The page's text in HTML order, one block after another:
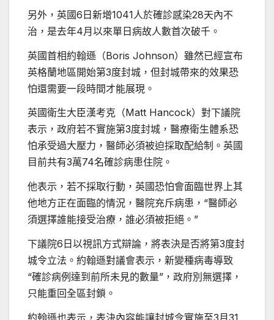
另外，英國6日新增1041人於確診感染28天內不
治，是去年4月以來單日病故人數首次破千。
英國首相約翰遜（Boris Johnson）雖然已經宣布
英格蘭地區開始第3度封城，但封城帶來的效果恐
怕還需要一段時間才能展現。
英國衛生大臣漢考克（Matt Hancock）對下議院
表示，政府若不實施第3度封城，醫療衛生體系恐
怕承受過大壓力，醫師必須被迫採取配給制。英國
目前共有3萬74名確診病患住院。
他表示，若不採取行動，英國恐怕會面臨世界上其
他地方正在面臨的情況，醫院充斥病患，“醫師必
須選擇誰能接受治療，誰必須被拒絕。”
下議院6日以視訊方式辯論，將表決是否將第3度封
城令立法。約翰遜對議會表示，新變種病毒導致
“確診病例達到前所未見的數量”，政府別無選擇，
只能重回全區封鎖。
約翰遜也表示，表決內容能讓封城令實施至3月31